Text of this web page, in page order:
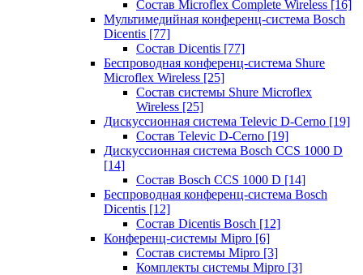
Состав Microflex Complete Wireless [16]
Мультимедийная конференц-система Bosch
Dicentis [77]
Состав Dicentis [77]
Беспроводная конференц-система Shure
Microflex Wireless [25]
Состав системы Shure Microflex
Wireless [25]
Дискуссионная система Televic D-Cerno [19]
Состав Televic D-Cerno [19]
Дискуссионная система Bosch CCS 1000 D
[14]
Состав Bosch CCS 1000 D [14]
Беспроводная конференц-система Bosch
Dicentis [12]
Состав Dicentis Bosch [12]
Конференц-системы Mipro [6]
Состав системы Mipro [3]
Комплекты системы Mipro [3]